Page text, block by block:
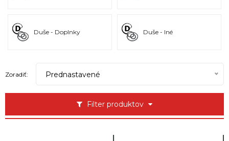
Duše - Doplnky Duše - Iné
Filter produktov
Zoradiť: Prednastavené